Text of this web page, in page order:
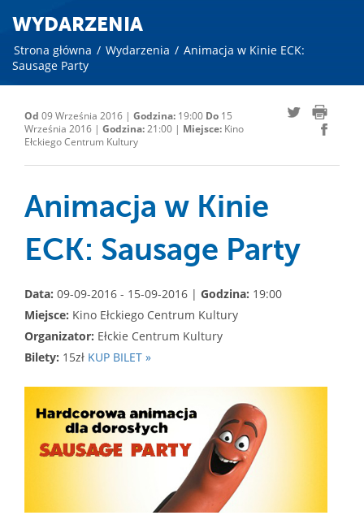
WYDARZENIA
Strona główna / Wydarzenia / Animacja w Kinie ECK:
Sausage Party
Od 09 Września 2016 | Godzina: 19:00 Do 15
Września 2016 | Godzina:21:00 | Miejsce: Kino
Ełckiego Centrum Kultury
Animacja w Kinie
ECK: Sausage Party
Data: 09-09-2016 - 15-09-2016 | Godzina: 19:00
Miejsce: Kino Ełckiego Centrum Kultury
Organizator: Ełckie Centrum Kultury
Bilety: 15zł KUP BILET »